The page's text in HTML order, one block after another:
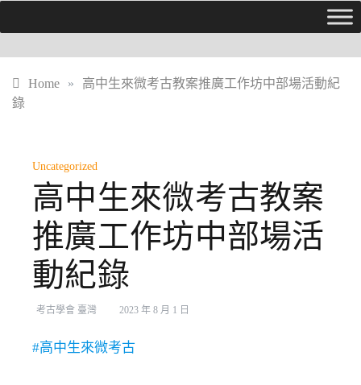
Home »
高中生來微考古教案推廣工作坊中部場活動紀
錄
Uncategorized
高中生來微考古教案
推廣工作坊中部場活
動紀錄
考古學會 臺灣 2023 年 8 月 1 日
#高中生來微考古